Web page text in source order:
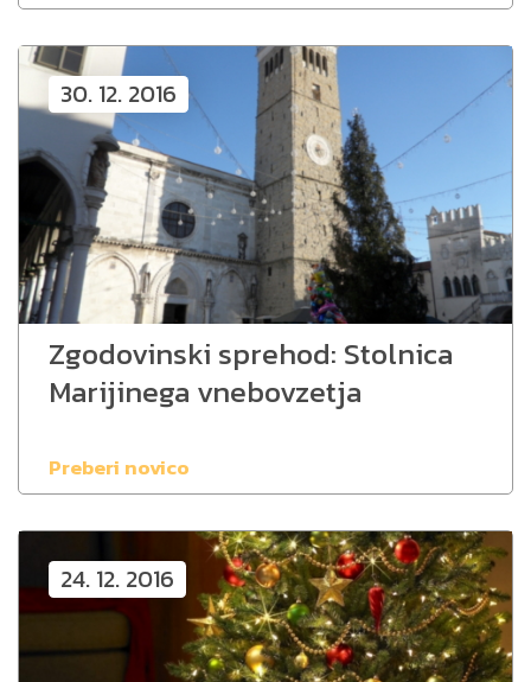
30. 12. 2016
Zgodovinski sprehod: Stolnica
Marijinega vnebovzetja
Preberi novico
24. 12. 2016